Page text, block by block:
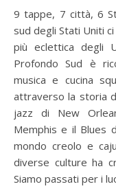
9 tappe, 7 città, 6 Stati: il nostro viaggio on the road nel
sud degli Stati Uniti
più eclettica degli
Profondo Sud è
musica e cucina
attraverso la storia
jazz di New
Memphis e il Blues
mondo creolo e
diverse culture ha
Siamo passati per i